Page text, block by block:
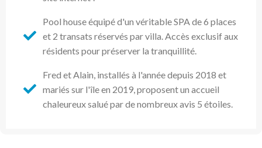
Pool house équipé d'un véritable SPA de 6 places
et 2 transats réservés par villa. Accès exclusif aux
résidents pour préserver la tranquillité.
Fred et Alain, installés à l'année depuis 2018 et
mariés sur l'île en 2019, proposent un accueil
chaleureux salué par de nombreux avis 5 étoiles.